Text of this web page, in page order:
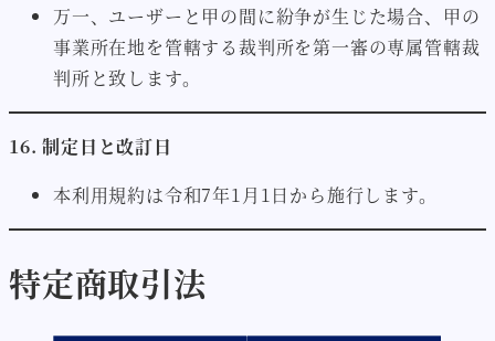
万一、ユーザーと甲の間に紛争が生じた場合、甲の
事業所在地を管轄する裁判所を第一審の専属管轄裁
判所と致します。
16. 制定日と改訂日
本利用規約は令和7年1月1日から施行します。
特定商取引法